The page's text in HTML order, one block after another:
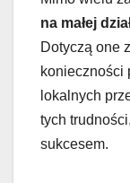
na małej
Dotyczą one
konieczności
lokalnych
tych
sukcesem.